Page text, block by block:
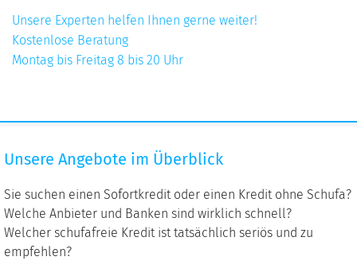
Unsere Experten helfen Ihnen gerne weiter!
Kostenlose Beratung
Montag bis Freitag 8 bis 20 Uhr
Angebote
Überblick
Unsere Angebote im Überblick
Sie suchen einen Sofortkredit oder einen Kredit ohne Schufa?
Welche Anbieter und Banken sind wirklich schnell?
Welcher schufafreie Kredit ist tatsächlich seriös und zu
empfehlen?